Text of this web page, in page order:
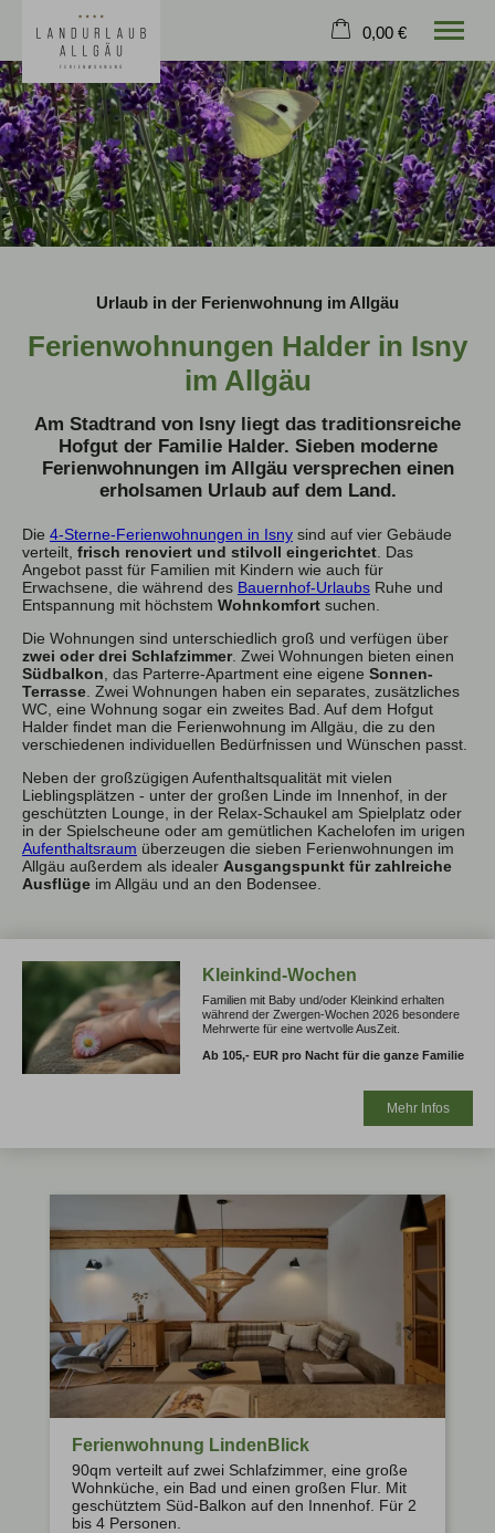
Ohne Zeitraum
Beliebige Personenzahl
Home
Ferienwohnungen
Ausflugsziele
0,00 €
×
Warenkorb ist leer
Urlaub in der Ferienwohnung im Allgäu
Ferienwohnungen Halder in Isny
im Allgäu
Am Stadtrand von Isny liegt das traditionsreiche
Hofgut der Familie Halder. Sieben moderne
Ferienwohnungen im Allgäu versprechen einen
erholsamen Urlaub auf dem Land.
Die 4-Sterne-Ferienwohnungen in Isny sind auf vier Gebäude
verteilt, frisch renoviert und stilvoll eingerichtet. Das
Angebot passt für Familien mit Kindern wie auch für
Erwachsene, die während des Bauernhof-Urlaubs Ruhe und
Entspannung mit höchstem Wohnkomfort suchen.
Die Wohnungen sind unterschiedlich groß und verfügen über
zwei oder drei Schlafzimmer. Zwei Wohnungen bieten einen
Südbalkon, das Parterre-Apartment eine eigene Sonnen-
Terrasse. Zwei Wohnungen haben ein separates, zusätzliches
WC, eine Wohnung sogar ein zweites Bad. Auf dem Hofgut
Halder findet man die Ferienwohnung im Allgäu, die zu den
verschiedenen individuellen Bedürfnissen und Wünschen passt.
Neben der großzügigen Aufenthaltsqualität mit vielen
Lieblingsplätzen - unter der großen Linde im Innenhof, in der
geschützten Lounge, in der Relax-Schaukel am Spielplatz oder
in der Spielscheune oder am gemütlichen Kachelofen im urigen
Aufenthaltsraum überzeugen die sieben Ferienwohnungen im
Allgäu außerdem als idealer Ausgangspunkt für zahlreiche
Ausflüge im Allgäu und an den Bodensee.
Kleinkind-Wochen
Familien mit Baby und/oder Kleinkind erhalten
während der Zwergen-Wochen 2026 besondere
Mehrwerte für eine wertvolle AusZeit.
Ab 105,- EUR pro Nacht für die ganze Familie
Mehr Infos
Ferienwohnung LindenBlick
90qm verteilt auf zwei Schlafzimmer, eine große
Wohnküche, ein Bad und einen großen Flur. Mit
geschütztem Süd-Balkon auf den Innenhof. Für 2
bis 4 Personen.